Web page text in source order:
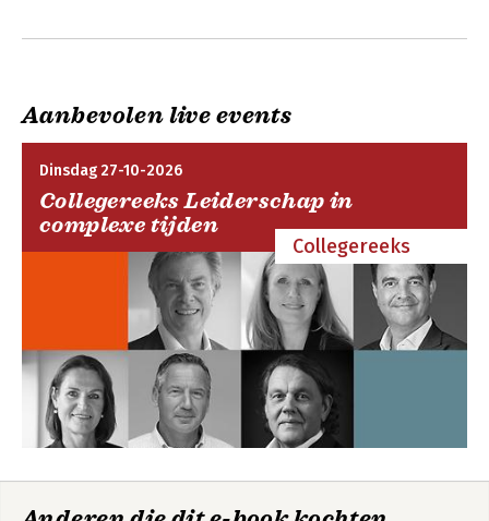
Andere boeken door Jan Heijnsdijk
Vitale organisaties
Bekijk alle boeken
Aanbevolen live events
Dinsdag 27-10-2026
Collegereeks Leiderschap in
complexe tijden
Collegereeks